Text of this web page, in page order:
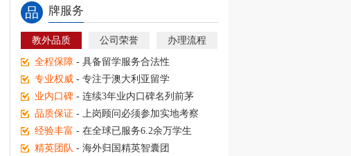
品 牌服务
教外品质 公司荣誉 办理流程
全程保障 - 具备留学服务合法性
专业权威 - 专注于澳大利亚留学
业内口碑 - 连续3年业内口碑名列前茅
品质保证 - 上岗顾问必须参加实地考察
经验丰富 - 在全球已服务6.2余万学生
精英团队 - 海外归国精英智囊团